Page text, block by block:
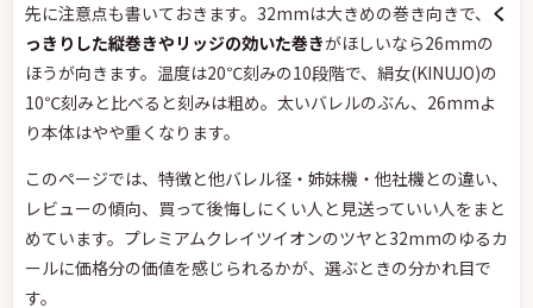
先に注意点も書いておきます。32mmは大きめの巻き向きで、 く
っきりした縦巻きやリッジの効いた巻きがほしいなら26mmの
ほうが向きます。温度は20℃刻みの10段階で、絹女(KINUJO)の
10℃刻みと比べると刻みは粗め。太いバレルのぶん、26mmよ
り本体はやや重くなります。
このページでは、特徴と他バレル径・姉妹機・他社機との違い、
レビューの傾向、買って後悔しにくい人と見送っていい人をまと
めています。プレミアムクレイツイオンのツヤと32mmのゆるカ
ールに価格分の価値を感じられるかが、選ぶときの分かれ目で
す。